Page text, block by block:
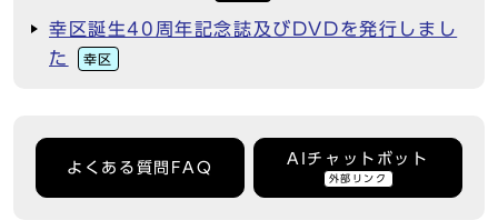
幸区誕生40周年記念誌及びDVDを発行しまし
た
幸区
よくある質問FAQ
AIチャットボット
外部リンク